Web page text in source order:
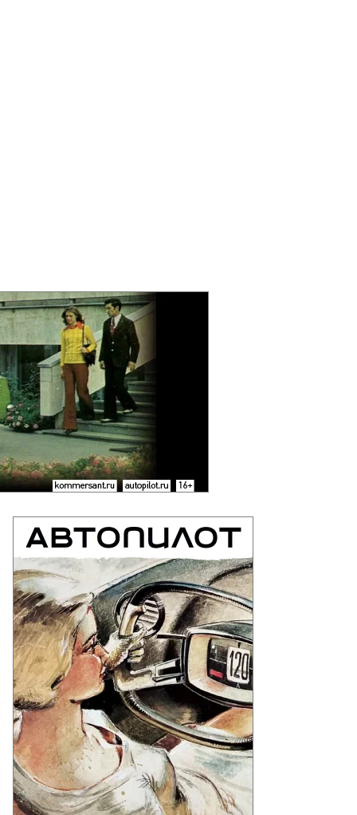
Еще фото